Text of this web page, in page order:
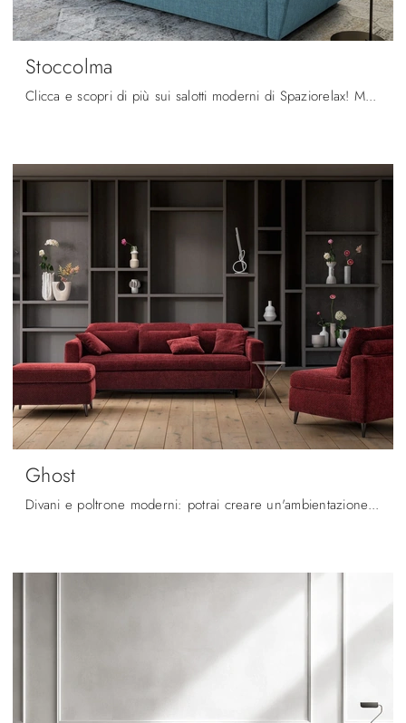
Stoccolma
Clicca e scopri di più sui salotti moderni di Spaziorelax! Molteplici modelli di divani, come Stoccolma, ti attendono.
Ghost
Divani e poltrone moderni: potrai creare un'ambientazione unica scegliendo misure, forme, volumi e materiali.